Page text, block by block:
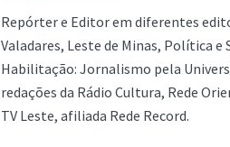
Repórter e Editor em diferentes
Valadares, Leste de Minas, Política e
Habilitação: Jornalismo pela
redações da Rádio Cultura, Rede
TV Leste, afiliada Rede Record.